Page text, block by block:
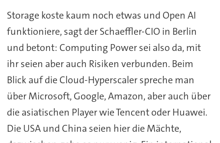
Storage koste kaum noch etwas und Open AI
funktioniere, sagt der Schaeffler-CIO in Berlin
und betont: Computing Power sei also da, mit
ihr seien aber auch Risiken verbunden. Beim
Blick auf die Cloud-Hyperscaler spreche man
über Microsoft, Google, Amazon, aber auch über
die asiatischen Player wie Tencent oder Huawei.
Die USA und China seien hier die Mächte,